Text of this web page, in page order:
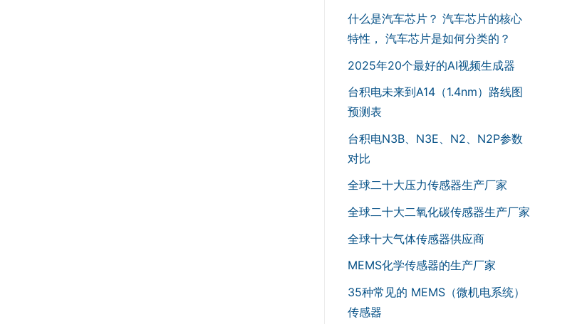
什么是汽车芯片？ 汽车芯片的核心
特性， 汽车芯片是如何分类的？
2025年20个最好的AI视频生成器
台积电未来到A14（1.4nm）路线图
预测表
台积电N3B、N3E、N2、N2P参数
对比
全球二十大压力传感器生产厂家
全球二十大二氧化碳传感器生产厂家
全球十大气体传感器供应商
MEMS化学传感器的生产厂家
35种常见的 MEMS（微机电系统）
传感器